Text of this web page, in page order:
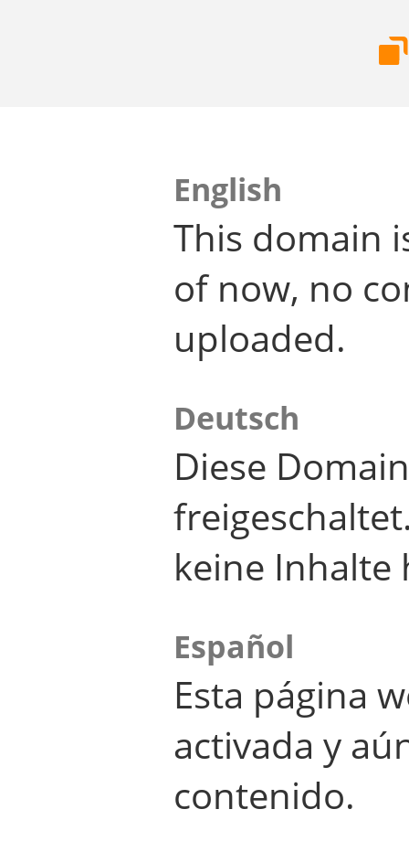
English
This domain
of now, no
uploaded.
Deutsch
Diese
keine Inhalte
Español
Esta página
activada y
contenido.